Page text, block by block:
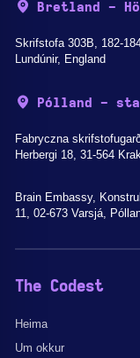
Bretland -
Skrifstofa 303B, 182-
Lundúnir, England
Pólland -
Fabryczna
Herbergi 18, 31-564
Brain Embassy,
11, 02-673 Varsjá,
The Codest
Heima
Um okkur